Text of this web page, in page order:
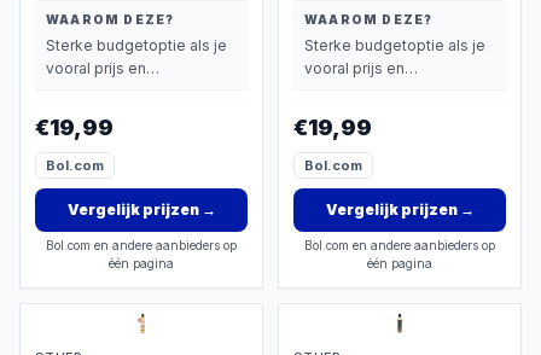
Avocado-olie -
WAAROM DEZE?
Sterke budgetoptie als je
vooral prijs en
€19,99
Bol.com
Vergelijk prijzen→
Bol.com en andere aanbieders op
één pagina
Avocado-olie -
WAAROM DEZE?
Sterke budgetoptie als je
vooral prijs en
€19,99
Bol.com
Vergelijk prijzen→
Bol.com en andere aanbieders op
één pagina